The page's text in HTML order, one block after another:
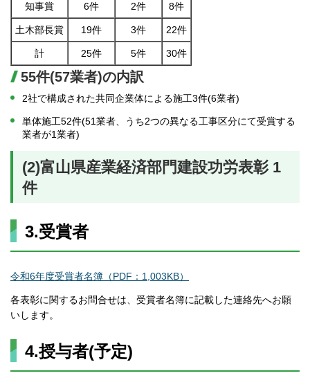
知事賞 6件 2件 8件
土木部長賞 19件 3件 22件
計 25件 5件 30件
55件(57業者)の内訳
2社で構成された共同企業体による施工3件(6業者)
単体施工52件(51業者、うち2つの異なる工事区分にて受賞する
業者が1業者)
(2)富山県産業経済部門建設功労表彰 1
件
3.受賞者
令和6年度受賞者名簿（PDF：1,003KB）
各表彰に関するお問合せは、受賞者名簿に記載した連絡先へお願
いします。
4.授与者(予定)